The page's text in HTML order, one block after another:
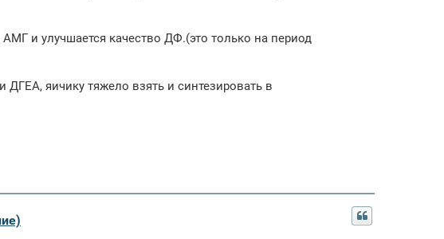
и улучшается качество ДФ.(это только на период
яичику тяжело взять и синтезировать в